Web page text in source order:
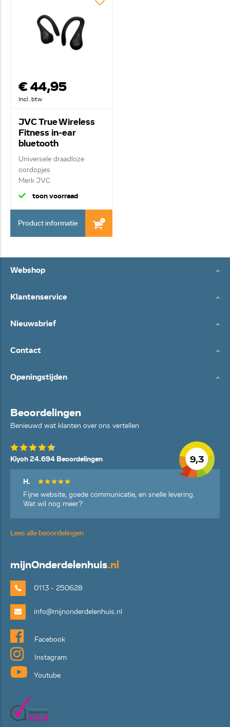
€ 44,95
Incl. btw
JVC True Wireless
Fitness in-ear
bluetooth
hoofdtelefoon HA-
EC25TBU
Universele draadloze
oordopjes
Merk JVC
True wireless/ blu...
toon voorraad
Product informatie
Webshop
Klantenservice
Nieuwsbrief
Contact
Openingstijden
Beoordelingen
Benieuwd wat klanten over ons vertellen
9,3
Kiyoh 24.694 Beoordelingen
H.
Fijne website, goede communicatie, en snelle levering.
Wat wil nog meer?
Lees alle beoordelingen
mijnOnderdelenhuis.nl
0113 - 250628
info@mijnonderdelenhuis.nl
Facebook
Instagram
Youtube